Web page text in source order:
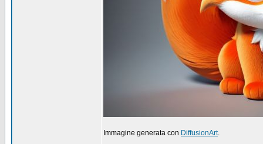
Immagine generata con DiffusionArt.